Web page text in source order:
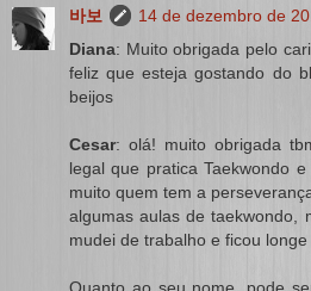
바보
14 de dezembro de
Diana: Muito obrigada pelo
feliz que esteja gostando do
beijos
Cesar: olá! muito obrigada
legal que pratica Taekwondo
muito quem tem a
algumas aulas de taekwondo,
mudei de trabalho e ficou